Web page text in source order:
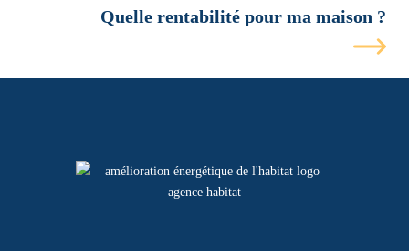
Quelle rentabilité pour ma maison ?